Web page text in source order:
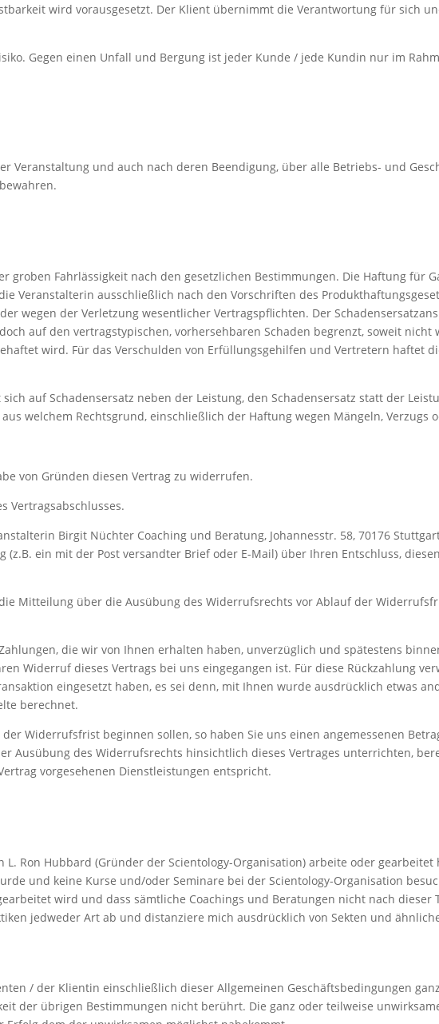
wird vorausgesetzt. Der Klient übernimmt die Verantwortung für sich
Gegen einen Unfall und Bergung ist jeder Kunde / jede Kundin nur im
Veranstaltung und auch nach deren Beendigung, über alle Betriebs- und
groben Fahrlässigkeit nach den gesetzlichen Bestimmungen. Die Haftung für
Veranstalterin ausschließlich nach den Vorschriften des
wegen der Verletzung wesentlicher Vertragspflichten. Der
auf den vertragstypischen, vorhersehbaren Schaden begrenzt, soweit nicht
wird. Für das Verschulden von Erfüllungsgehilfen und Vertretern haftet
auf Schadensersatz neben der Leistung, den Schadensersatz statt der
welchem Rechtsgrund, einschließlich der Haftung wegen Mängeln, Verzugs
von Gründen diesen Vertrag zu widerrufen.
Vertragsabschlusses.
Birgit Nüchter Coaching und Beratung, Johannesstr. 58, 70176
ein mit der Post versandter Brief oder E-Mail) über Ihren Entschluss,
Mitteilung über die Ausübung des Widerrufsrechts vor Ablauf der
die wir von Ihnen erhalten haben, unverzüglich und spätestens
Widerruf dieses Vertrags bei uns eingegangen ist. Für diese Rückzahlung
eingesetzt haben, es sei denn, mit Ihnen wurde ausdrücklich etwas
berechnet.
Widerrufsfrist beginnen sollen, so haben Sie uns einen angemessenen
Ausübung des Widerrufsrechts hinsichtlich dieses Vertrages unterrichten,
vorgesehenen Dienstleistungen entspricht.
Ron Hubbard (Gründer der Scientology-Organisation) arbeite oder gearbeitet
und keine Kurse und/oder Seminare bei der Scientology-Organisation
wird und dass sämtliche Coachings und Beratungen nicht nach dieser
jedweder Art ab und distanziere mich ausdrücklich von Sekten und
/ der Klientin einschließlich dieser Allgemeinen Geschäftsbedingungen
der übrigen Bestimmungen nicht berührt. Die ganz oder teilweise